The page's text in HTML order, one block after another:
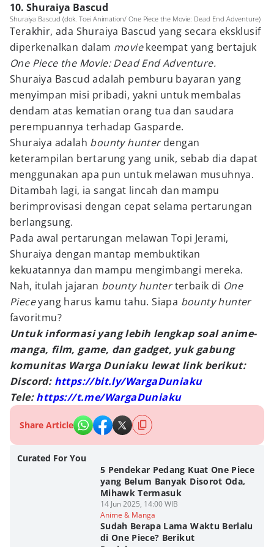
10. Shuraiya Bascud
Shuraiya Bascud (dok. Toei Animation/ One Piece the Movie: Dead End Adventure)
Terakhir, ada Shuraiya Bascud yang secara eksklusif
diperkenalkan dalam moviekeempat yang bertajuk
One Piece the Movie: Dead End Adventure.
Shuraiya Bascud adalah pemburu bayaran yang
menyimpan misi pribadi, yakni untuk membalas
dendam atas kematian orang tua dan saudara
perempuannya terhadap Gasparde.
Shuraiya adalah bounty hunterdengan
keterampilan bertarung yang unik, sebab dia dapat
menggunakan apa pun untuk melawan musuhnya.
Ditambah lagi, ia sangat lincah dan mampu
berimprovisasi dengan cepat selama pertarungan
berlangsung.
Pada awal pertarungan melawan Topi Jerami,
Shuraiya dengan mantap membuktikan
kekuatannya dan mampu mengimbangi mereka.
Nah, itulah jajaran bounty hunterterbaik di One
Pieceyang harus kamu tahu. Siapa bounty hunter
favoritmu?
Untuk informasi yang lebih lengkap soal anime-
manga, film, game, dan gadget, yuk gabung
komunitas Warga Duniaku lewat link berikut:
Discord: https://bit.ly/WargaDuniaku
Tele:https://t.me/WargaDuniaku
Share Article
Curated For You
5 Pendekar Pedang Kuat One Piece
yang Belum Banyak Disorot Oda,
Mihawk Termasuk
14 Jun 2025, 14:00 WIB
Anime & Manga
Sudah Berapa Lama Waktu Berlalu
di One Piece? Berikut